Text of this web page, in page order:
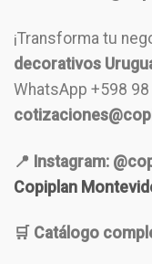
¡Transforma tu
decorativos
WhatsApp +598
📍 Instagram:
Copiplan
🛒 Catálogo